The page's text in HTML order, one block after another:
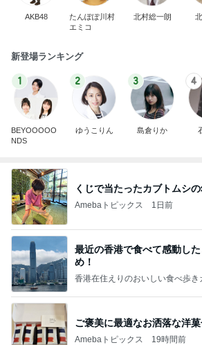
AKB48
たんぽぽ川村
エミコ
北村総一朗
新登場ランキング
1
BEYOOOOO
NDS
2
ゆうこりん
3
島倉りか
4
くじで当たったカブトムシ
Amebaトピックス 1日前
最近の香港で食べて感動し
め！
香港在住えりのおいしい食べ歩き
ご褒美に最適なお洒落な洋
Amebaトピックス 19時間前